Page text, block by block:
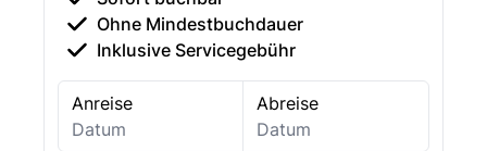
Ohne Mindestbuchdauer
Inklusive Servicegebühr
Anreise Abreise